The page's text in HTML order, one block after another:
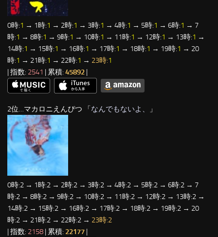
0時:1 → 1時:1 → 2時:1 → 3時:1 → 4時:1 → 5時:1 → 6時:1 → 7
時:1 → 8時:1 → 9時:1 → 10時:1 → 11時:1 → 12時:1 → 13時:1 →
14時:1 → 15時:1 → 16時:1 → 17時:1 → 18時:1 → 19時:1 → 20
時:1 → 21時:1 → 22時:1 → 23時:1
| 指数: 2541 | 累積: 45892 |
2位…マカロニえんぴつ 「なんでもないよ、 」
0時:2 → 1時:2 → 2時:2 → 3時:2 → 4時:2 → 5時:2 → 6時:2 → 7
時:2 → 8時:2 → 9時:2 → 10時:2 → 11時:2 → 12時:2 → 13時:2 →
14時:2 → 15時:2 → 16時:2 → 17時:2 → 18時:2 → 19時:2 → 20
時:2 → 21時:2 → 22時:2 → 23時:2
| 指数: 2158 | 累積: 22177 |